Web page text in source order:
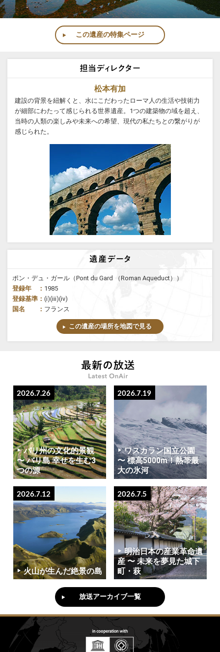
この遺産の特集ページ
松本有加
建設の背景を紐解くと、水にこだわったローマ人の生活や技術力
が細部にわたって感じられる世界遺産。1つの建築物の域を超え、
当時の人類の楽しみや未来への希望、現代の私たちとの繋がりが
感じられた。
ポン・デュ・ガール（Pont du Gard （Roman Aqueduct））
登録年 ： 1985
登録基準： (i)(iii)(iv)
国名 ： フランス
この遺産の場所を地図で見る
2026.7.26
バリ州の文化的景観
〜 バリ島 幸せを生む3
つの源
2026.7.19
ワスカラン国立公園
〜 標高5000m！熱帯最
大の氷河
2026.7.12
火山が生んだ絶景の島
2026.7.5
明治日本の産業革命遺
産 〜 未来を夢見た城下
町・萩
放送アーカイブ一覧